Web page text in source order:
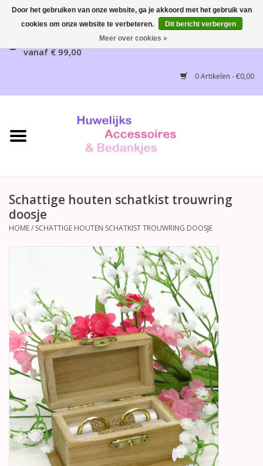
Gratis verzending mogelijk, NL vanaf € 65,00, België
vanaf € 99,00
0 Artikelen - €0,00
Home
Bruidsaccessoires
Huwelijksreceptie
Betty Boop Huwelijk
Jubileum
Geboorte, Doop en
Communie
SALE
Schattige houten schatkist trouwring
doosje
HOME/ SCHATTIGE HOUTEN SCHATKIST TROUWRING DOOSJE
Door het gebruiken van onze website, ga je akkoord met het gebruik van
cookies om onze website te verbeteren.
Dit bericht verbergen
Meer over cookies »